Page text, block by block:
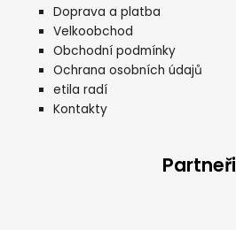
Doprava a platba
Velkoobchod
Obchodní podmínky
Ochrana osobních údajů
etila radí
Kontakty
Partneři